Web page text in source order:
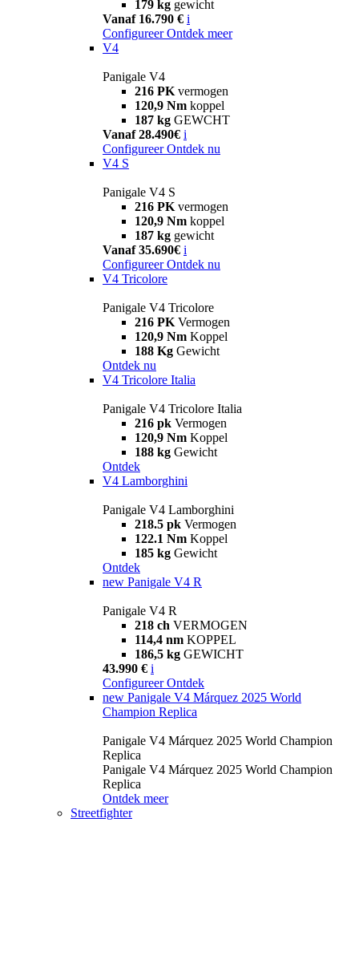
179 kg gewicht
Vanaf 16.790 € i
Configureer Ontdek meer
V4
Panigale V4
216 PK vermogen
120,9 Nm koppel
187 kg GEWCHT
Vanaf 28.490€ i
Configureer Ontdek nu
V4 S
Panigale V4 S
216 PK vermogen
120,9 Nm koppel
187 kg gewicht
Vanaf 35.690€ i
Configureer Ontdek nu
V4 Tricolore
Panigale V4 Tricolore
216 PK Vermogen
120,9 Nm Koppel
188 Kg Gewicht
Ontdek nu
V4 Tricolore Italia
Panigale V4 Tricolore Italia
216 pk Vermogen
120,9 Nm Koppel
188 kg Gewicht
Ontdek
V4 Lamborghini
Panigale V4 Lamborghini
218.5 pk Vermogen
122.1 Nm Koppel
185 kg Gewicht
Ontdek
new Panigale V4 R
Panigale V4 R
218 ch VERMOGEN
114,4 nm KOPPEL
186,5 kg GEWICHT
43.990 € i
Configureer Ontdek
new Panigale V4 Márquez 2025 World
Champion Replica
Panigale V4 Márquez 2025 World Champion
Replica
Panigale V4 Márquez 2025 World Champion
Replica
Ontdek meer
Streetfighter